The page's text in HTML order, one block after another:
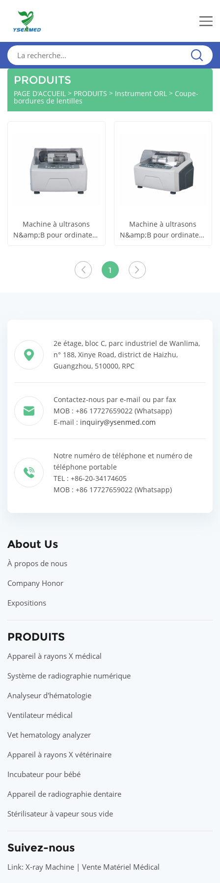
PRODUITS
PAGE D'ACCUEIL > PRODUITS > Instrument ORL > Coupe-
bordures de lentilles
prix
Machine à ultrasons
N&amp;B pour ordinateur
les produits
Machine à ultrasons
N&amp;B pour ordinateur
1
2e étage, bloc C, parc industriel de Wanlima,
n° 188, Xinye Road, district de Haizhu,
Guangzhou, 510000, RPC
Contactez-nous par e-mail ou par fax
MOB : +86 17727659022 (Whatsapp)
E-mail : inquiry@ysenmed.com
Notre numéro de téléphone et numéro de
téléphone portable
TEL : +86-20-34174605
MOB : +86 17727659022 (Whatsapp)
About Us
À propos de nous
Company Honor
Expositions
PRODUITS
Appareil à rayons X médical
Système de radiographie numérique
Analyseur d'hématologie
Ventilateur médical
Vet hematology analyzer
Appareil à rayons X vétérinaire
Incubateur pour bébé
Appareil de radiographie dentaire
Stérilisateur à vapeur sous vide
Suivez-nous
Link: X-ray Machine | Vente Matériel Médical